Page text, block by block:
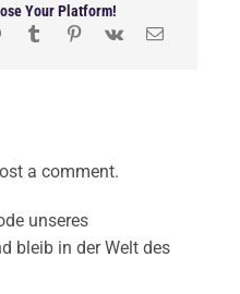
Your Platform!
a comment.
unseres
bleib in der Welt des